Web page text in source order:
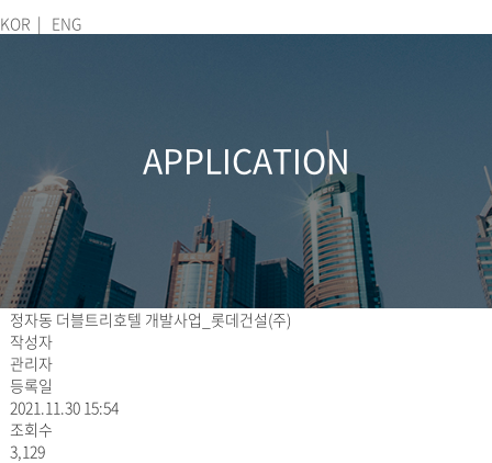
KOR | ENG
APPLICATION
정자동 더블트리호텔 개발사업_롯데건설(주)
작성자
관리자
등록일
2021.11.30 15:54
조회수
3,129